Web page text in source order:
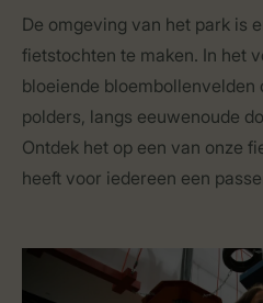
De omgeving van het park is
fietstochten te maken. In het
bloeiende bloembollenvelden
polders, langs eeuwenoude
Ontdek het op een van onze
heeft voor iedereen een